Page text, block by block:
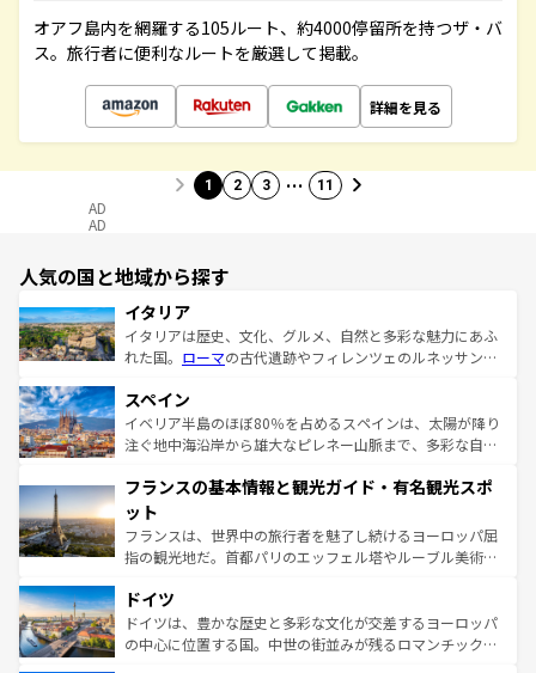
オアフ島内を網羅する105ルート、約4000停留所を持つザ・バ
ス。旅行者に便利なルートを厳選して掲載。
詳細を見る
1 2 3 … 11
AD
AD
人気の国と地域から探す
イタリア
イタリアは歴史、文化、グルメ、自然と多彩な魅力にあふ
れた国。 ローマの古代遺跡やフィレンツェのルネッサンス
ろん、トスカーナの美しい田園風景やアマルフィ海岸の絶
景など、自然景観も見逃せない。観光の合間には、本場の
ピザやパスタなど、絶品のイタリア料理を堪能することも
ませてくれるイタリアで、忘れられない旅をしてみよう！
なお、新着のイタリア情報は
しい。
スペイン
イベリア半島のほぼ80％を占めるスペインは、太陽が降り
注ぐ地中海沿岸から雄大なピレネー山脈まで、多彩な自然
文化が根付くこの国では、情熱的なフラメンコ、熱気あふ
れる闘牛、そして美味しいタパスが生活の一部となってい
る。首都マドリードの洗練された雰囲気や、バルセロナの
アートに溢れた街角から、地方では古代ローマ遺跡や中世
せる。地方によって風土や気候が異なるスペインはその個
性で訪れる人を魅了する。 なお、新着のスペイン情報は コ
ンテンツ一覧を参照してほしい。
フランスの基本情報と観光ガイド・有名観光スポ
ット
フランスは、世界中の旅行者を魅了し続けるヨーロッパ屈
指の観光地だ。首都パリのエッフェル塔やルーブル美術館
で、幅広い魅力が詰まっている。華麗な宮殿、歴史的な大
聖堂、美しいビーチ、そして豊かな自然が、訪れる者を心
から魅了する。また、フランスは美食の国としても知ら
ドイツ
ドイツは、豊かな歴史と多彩な文化が交差するヨーロッパ
の中心に位置する国。中世の街並みが残るロマンチック街